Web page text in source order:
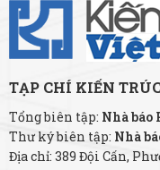
TẠP CHÍ KIẾN
Tổng biên tập: Nhà
Thư ký biên tập: Nhà
Địa chỉ: 389 Đội Cấn,